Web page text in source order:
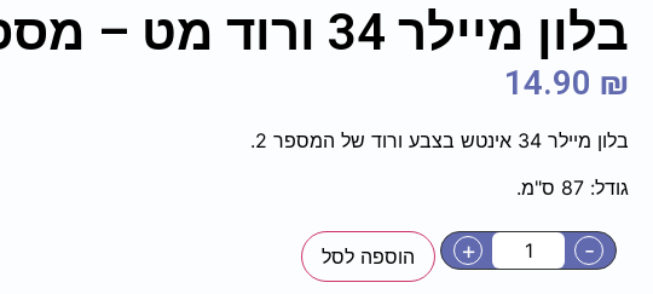
בלון מיילר 34 ורוד מט – מספר 2
14.90 ₪
בלון מיילר 34 אינטש בצבע ורוד של המספר 2.
גודל: 87 ס"מ.
-
+ הוספה לסל